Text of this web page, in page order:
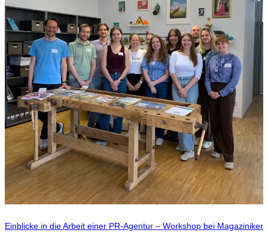
Einblicke in die Arbeit einer PR-Agentur – Workshop bei Magaziniker